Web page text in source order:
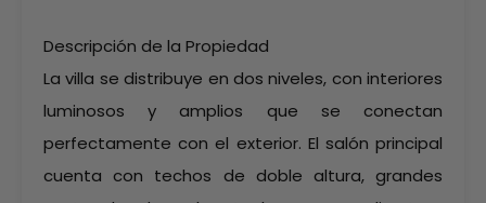
Descripción de la Propiedad
La villa se distribuye en dos niveles, con interiores
luminosos y amplios que se conectan
perfectamente con el exterior. El salón principal
cuenta con techos de doble altura, grandes